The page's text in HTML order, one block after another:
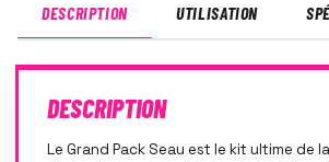
DESCRIPTION UTILISATION
DESCRIPTION
Le Grand Pack Seau est le kit ultime de